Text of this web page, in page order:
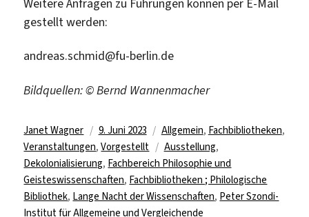
gestellt werden:
andreas.schmid@fu-berlin.de
Bildquellen: © Bernd Wannenmacher
Autor
Janet Wagner
Veröffentlicht
am
9. Juni 2023 Kategorien
Allgemein, Fachbibliotheken,
Veranstaltungen,Vorgestellt Schlagwörter
Ausstellung,
Dekolonialisierung, Fachbereich Philosophie und
Geisteswissenschaften, Fachbibliotheken ; Philologische
Bibliothek, Lange Nacht der Wissenschaften, Peter Szondi-
Institut für Allgemeine und Vergleichende